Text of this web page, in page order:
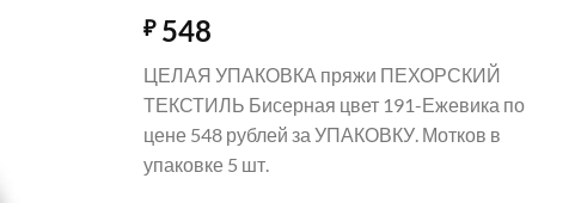
₽548
ЦЕЛАЯ УПАКОВКА пряжи ПЕХОРСКИЙ
ТЕКСТИЛЬ Бисерная цвет 191-Ежевика по
цене 548 рублей за УПАКОВКУ. Мотков в
упаковке 5 шт.